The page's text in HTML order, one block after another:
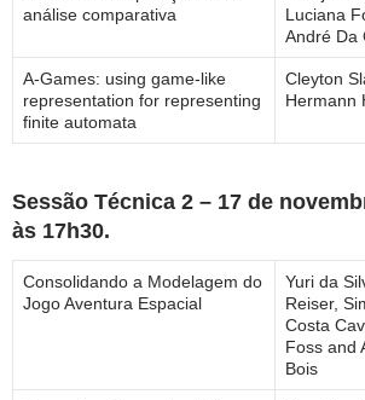
análise comparativa
Luciana
André Da
A-Games: using game-like
representation for representing
finite automata
Cleyton
Hermann
Sessão Técnica 2 – 17 de
às 17h30.
Consolidando a Modelagem do
Jogo Aventura Espacial
Yuri da
Reiser,
Costa
Foss and
Bois